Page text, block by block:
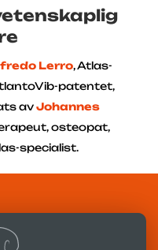
Lerro, Atlas-
patentet,
avJohannes
osteopat,
specialist.